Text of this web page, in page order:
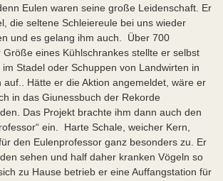
Eulen waren seine große Leidenschaft. Er
die seltene Schleiereule bei uns wieder
und es gelang ihm auch. Über 700
Größe eines Kühlschrankes stellte er selbst
Stadel oder Schuppen von Landwirten in
auf.. Hätte er die Aktion angemeldet, wäre er
in das Giunessbuch der Rekorde
Das Projekt brachte ihm dann auch den
ein. Harte Schale, weicher Kern,
den Eulenprofessor ganz besonders zu. Er
sehen und half daher kranken Vögeln so
zu Hause betrieb er eine Auffangstation für